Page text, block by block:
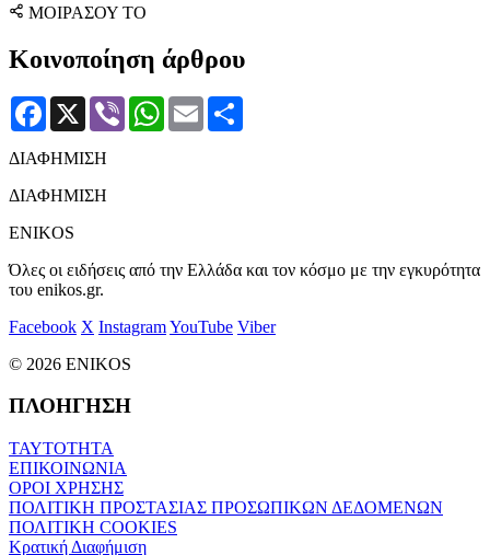
ΜΟΙΡΑΣΟΥ ΤΟ
Κοινοποίηση άρθρου
Facebook
X Viber WhatsApp
Email
ΔΙΑΦΗΜΙΣΗ
ΔΙΑΦΗΜΙΣΗ
ENIKOS
Όλες οι ειδήσεις από την Ελλάδα και τον κόσμο με την εγκυρότητα
του enikos.gr.
Facebook X InstagramYouTube Viber
© 2026 ENIKOS
ΠΛΟΗΓΗΣΗ
ΤΑΥΤΟΤΗΤΑ
ΕΠΙΚΟΙΝΩΝΙΑ
ΟΡΟΙ ΧΡΗΣΗΣ
ΠΟΛΙΤΙΚΗ ΠΡΟΣΤΑΣΙΑΣ ΠΡΟΣΩΠΙΚΩΝ ΔΕΔΟΜΕΝΩΝ
ΠΟΛΙΤΙΚΗ COOKIES
Κρατική Διαφήμιση